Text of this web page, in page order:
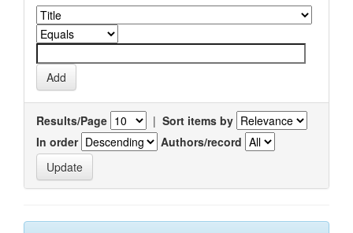
Results/Page | Sort items by
In order
Authors/record